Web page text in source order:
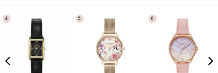
商品カテゴリ
ケースサイズ
ケースの形状
ベルト幅